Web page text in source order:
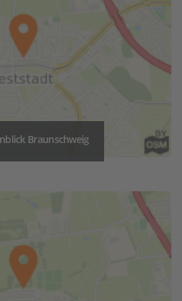
Braunschweig